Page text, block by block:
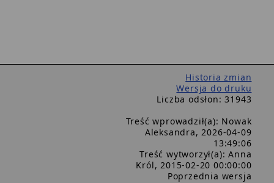
Historia zmian
Wersja do druku
Liczba odsłon: 31943
Treść wprowadził(a): Nowak
Aleksandra, 2026-04-09
13:49:06
Treść wytworzył(a): Anna
Król, 2015-02-20 00:00:00
Poprzednia wersja